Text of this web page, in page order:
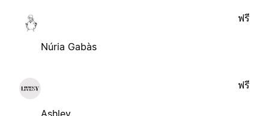
Núria Gabàs
ฟรี
Ashley
ฟรี